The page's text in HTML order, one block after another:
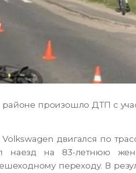
районе произошло ДТП с
двигался по
наезд на 83-летнюю
переходу. В